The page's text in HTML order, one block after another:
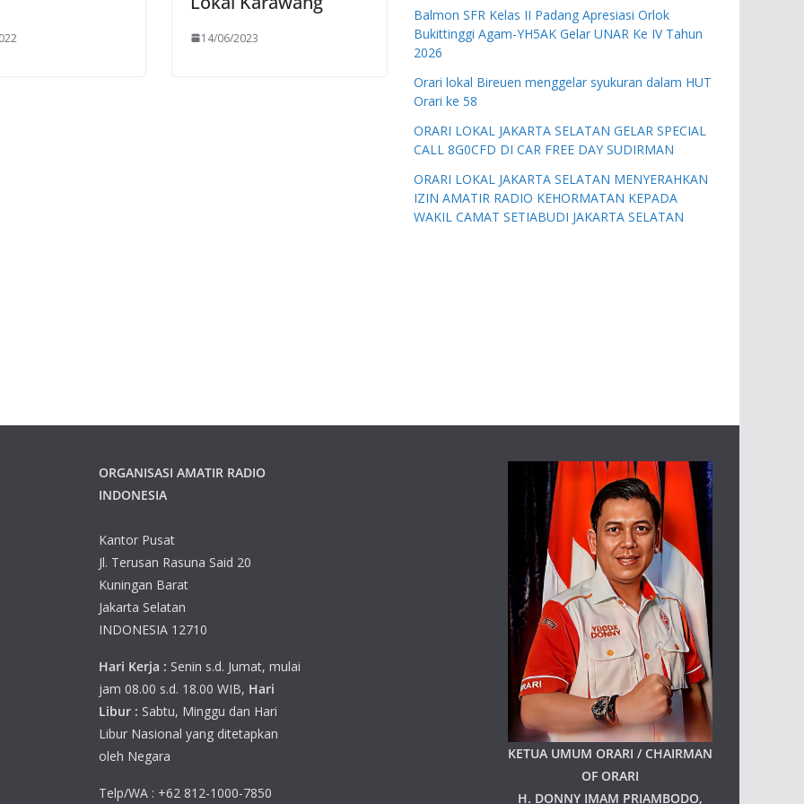
14/06/2023
Balmon SFR Kelas II Padang Apresiasi Orlok
Bukittinggi Agam-YH5AK Gelar UNAR Ke IV Tahun
2026
Orari lokal Bireuen menggelar syukuran dalam HUT
Orari ke 58
ORARI LOKAL JAKARTA SELATAN GELAR SPECIAL
CALL 8G0CFD DI CAR FREE DAY SUDIRMAN
ORARI LOKAL JAKARTA SELATAN MENYERAHKAN
IZIN AMATIR RADIO KEHORMATAN KEPADA
WAKIL CAMAT SETIABUDI JAKARTA SELATAN
ORGANISASI AMATIR RADIO
INDONESIA
Kantor Pusat
Jl. Terusan Rasuna Said 20
Kuningan Barat
Jakarta Selatan
INDONESIA 12710
Hari Kerja : Senin s.d. Jumat, mulai
jam 08.00 s.d. 18.00 WIB, Hari
Libur : Sabtu, Minggu dan Hari
Libur Nasional yang ditetapkan
oleh Negara
Telp/WA : +62 812-1000-7850
KETUA UMUM ORARI / CHAIRMAN
OF ORARI
H. DONNY IMAM PRIAMBODO,